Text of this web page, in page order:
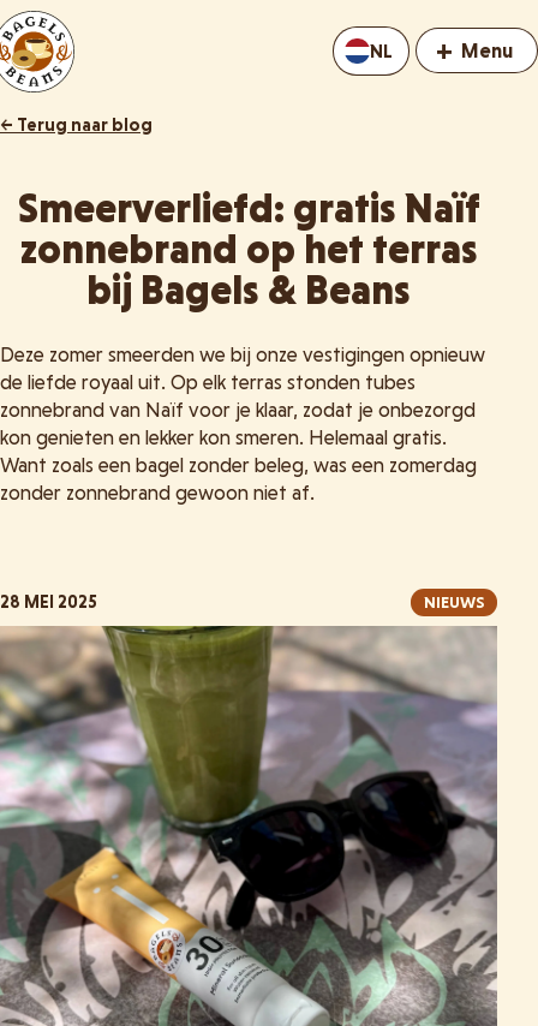
+ Menu
NL
← Terug naar blog
Smeerverliefd: gratis Naïf
zonnebrand op het terras
bij Bagels & Beans
Deze zomer smeerden we bij onze vestigingen opnieuw
de liefde royaal uit. Op elk terras stonden tubes
zonnebrand van Naïf voor je klaar, zodat je onbezorgd
kon genieten en lekker kon smeren. Helemaal gratis.
Want zoals een bagel zonder beleg, was een zomerdag
zonder zonnebrand gewoon niet af.
28 MEI 2025 NIEUWS